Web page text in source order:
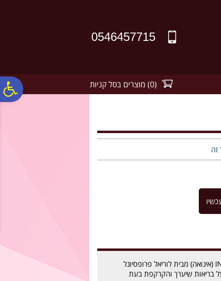
0546457715
(
0
) מוצרים בסל קניות
זה
צבעי השיער של INOA (אינואה) מבית לוריאל פרופסיונל
בריאות שיערך והקרקפת בעת